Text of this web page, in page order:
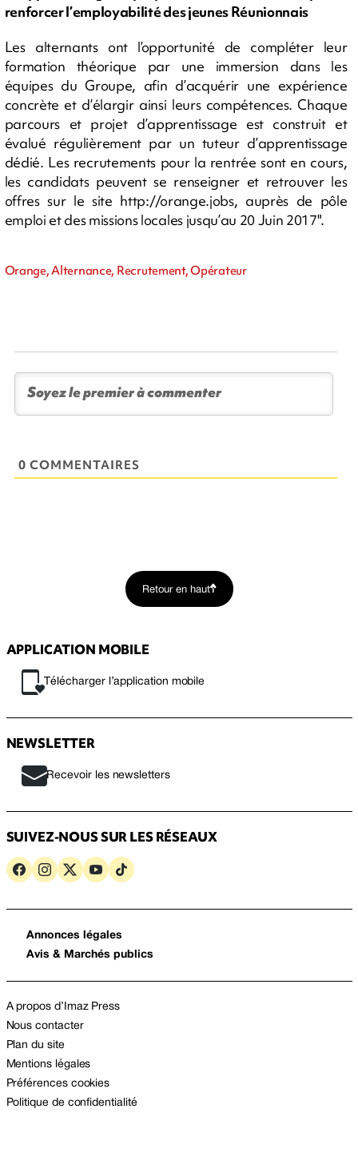
renforcer l’employabilité des jeunes Réunionnais
Les alternants ont l’opportunité de compléter leur
formation théorique par une immersion dans les
équipes du Groupe, afin d’acquérir une expérience
concrète et d’élargir ainsi leurs compétences. Chaque
parcours et projet d’apprentissage est construit et
évalué régulièrement par un tuteur d’apprentissage
dédié. Les recrutements pour la rentrée sont en cours,
les candidats peuvent se renseigner et retrouver les
offres sur le site http://orange.jobs, auprès de pôle
emploi et des missions locales jusqu’au 20 Juin 2017".
Orange, Alternance, Recrutement, Opérateur
0 COMMENTAIRES
Retour en haut
APPLICATION MOBILE
Télécharger l’application mobile
NEWSLETTER
Recevoir les newsletters
SUIVEZ-NOUS SUR LES RÉSEAUX
Annonces légales
Avis & Marchés publics
A propos d’Imaz Press
Nous contacter
Plan du site
Mentions légales
Préférences cookies
Politique de confidentialité